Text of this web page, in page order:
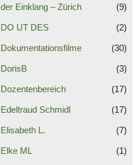
der Einklang – Zürich (9)
DO UT DES (2)
Dokumentationsfilme (30)
DorisB (3)
Dozentenbereich (17)
Edeltraud Schmidl (17)
Elisabeth L. (7)
Elke ML (1)